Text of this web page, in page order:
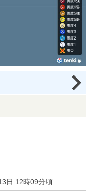
日 12時09分頃